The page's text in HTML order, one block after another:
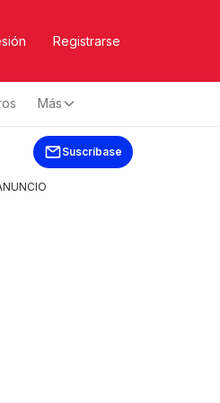
Registrarse
Más
Suscríbase